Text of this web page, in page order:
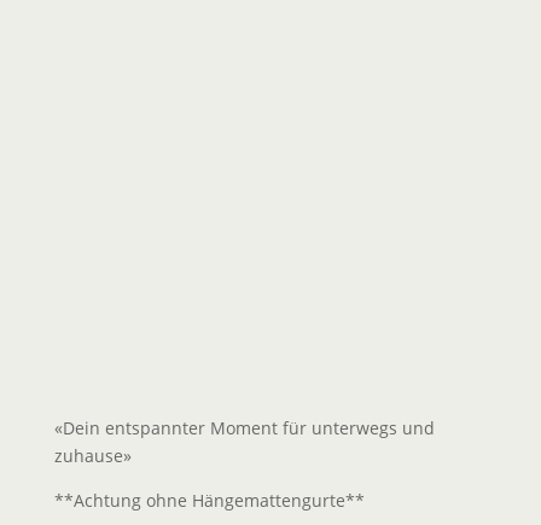
«Dein entspannter Moment für unterwegs und
zuhause»
**Achtung ohne Hängemattengurte**